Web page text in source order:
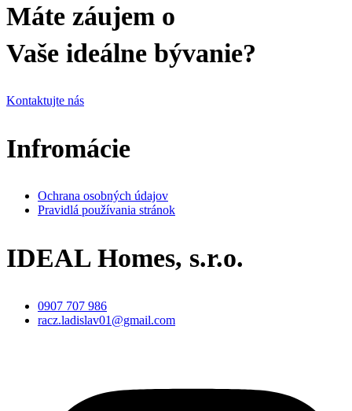
Máte záujem o
Vaše ideálne bývanie?
Kontaktujte nás
Infromácie
Ochrana osobných údajov
Pravidlá používania stránok
IDEAL Homes, s.r.o.
0907 707 986
racz.ladislav01@gmail.com